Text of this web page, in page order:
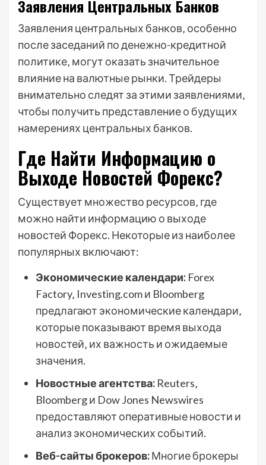
Заявления Центральных Банков
Заявления центральных банков‚ особенно
после заседаний по денежно-кредитной
политике‚ могут оказать значительное
влияние на валютные рынки. Трейдеры
внимательно следят за этими заявлениями‚
чтобы получить представление о будущих
намерениях центральных банков.
Где Найти Информацию о
Выходе Новостей Форекс?
Существует множество ресурсов‚ где
можно найти информацию о выходе
новостей Форекс. Некоторые из наиболее
популярных включают:
Экономические календари: Forex
Factory‚ Investing.com и Bloomberg
предлагают экономические календари‚
которые показывают время выхода
новостей‚ их важность и ожидаемые
значения.
Новостные агентства: Reuters‚
Bloomberg и Dow Jones Newswires
предоставляют оперативные новости и
анализ экономических событий.
Веб-сайты брокеров:Многие брокеры